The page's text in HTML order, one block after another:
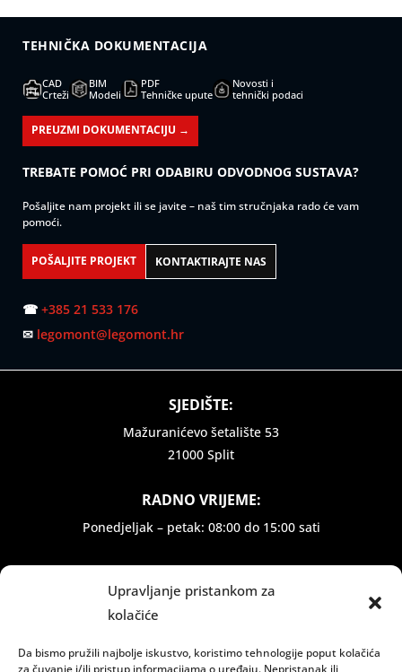
Upravljanje pristankom za
kolačiće
Da bismo pružili najbolje iskustvo, koristimo tehnologije poput kolačića
za čuvanje i/ili pristup informacijama o uređaju. Nepristanak ili
TEHNIČKA DOKUMENTACIJA
CAD
Crteži
BIM
Modeli
PDF
Tehničke upute
Novosti i
tehnički podaci
PREUZMI DOKUMENTACIJU →
TREBATE POMOĆ PRI ODABIRU ODVODNOG SUSTAVA?
Pošaljite nam projekt ili se javite – naš tim stručnjaka rado će vam
pomoći.
POŠALJITE PROJEKT KONTAKTIRAJTE NAS
☎ +385 21 533 176
✉ legomont@legomont.hr
SJEDIŠTE:
Mažuranićevo šetalište 53
21000 Split
RADNO VRIJEME:
Ponedjeljak – petak: 08:00 do 15:00 sati
Dostava i plaćanje
Zaštita privatnosti
Politika privatnosti